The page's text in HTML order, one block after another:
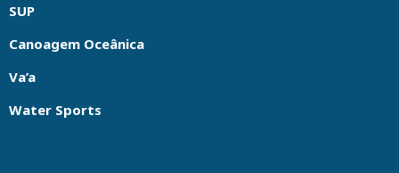
SUP
Canoagem Oceânica
Va’a
Water Sports